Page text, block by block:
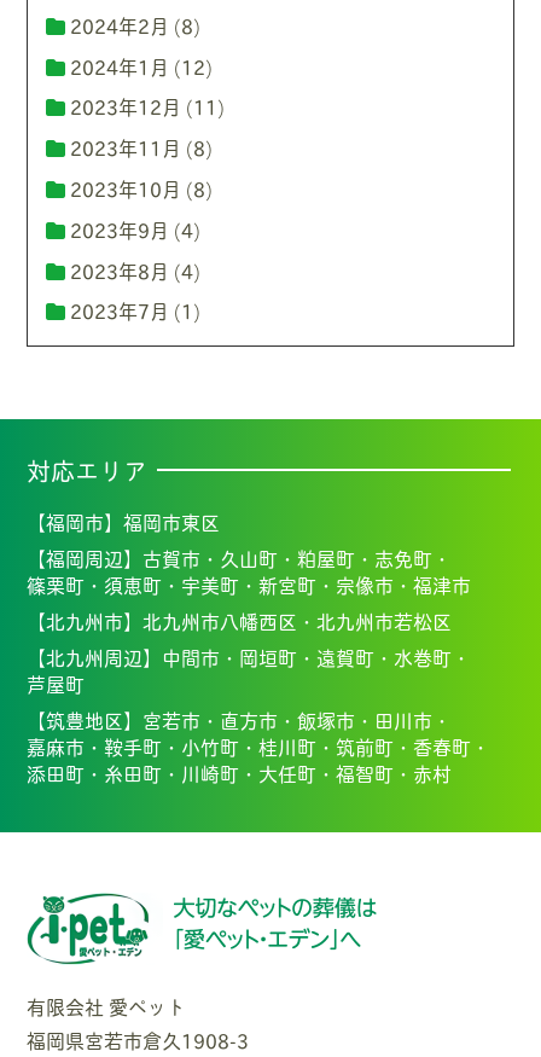
2024年2月 (8)
2024年1月 (12)
2023年12月 (11)
2023年11月 (8)
2023年10月 (8)
2023年9月 (4)
2023年8月 (4)
2023年7月 (1)
対応エリア
【福岡市】福岡市東区
【福岡周辺】 古賀市・ 久山町・粕屋町・ 志免町・
篠栗町・ 須恵町・ 宇美町・新宮町・ 宗像市・福津市
【北九州市】北九州市八幡西区・北九州市若松区
【北九州周辺】 中間市・ 岡垣町・遠賀町・ 水巻町・
芦屋町
【筑豊地区】 宮若市・ 直方市・飯塚市・ 田川市・
嘉麻市・鞍手町・ 小竹町・桂川町・ 筑前町・香春町・
添田町・ 糸田町・ 川崎町・ 大任町・福智町・ 赤村
有限会社 愛ペット
福岡県宮若市倉久1908-3